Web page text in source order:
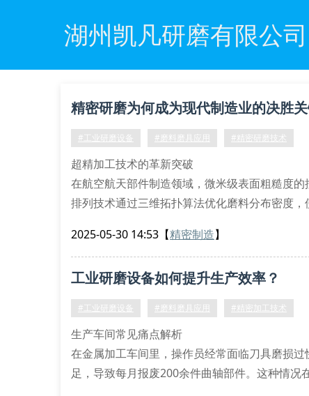
湖州凯凡研磨有限公司
精密研磨为何成为现代制造业的决胜关
#工业研磨设备 #磨料磨具应用 #精密研磨技术
超精加工技术的革新突破
在航空航天部件制造领域，微米级表面粗糙度
排列技术通过三维拓扑算法优化磨料分布密度
多轴联动研磨设备体系
五轴联动平面研磨机采用摆线减速系统
纳米级闭环反馈的直线电机驱动模块
2025-05-30 14:53 【精密制造】
工业研磨设备如何提升生产效率？
#工业研磨设备 #磨料磨具应用 #精密加工技术
生产车间常见痛点解析
在金属加工车间里，操作员经常面临刀具磨损
足，导致每月报废200余件曲轴部件。这种情